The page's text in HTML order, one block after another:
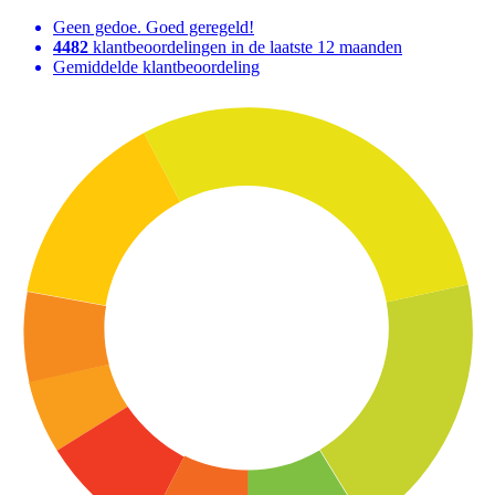
Geen gedoe. Goed geregeld!
4482 klantbeoordelingen in de laatste 12 maanden
Gemiddelde klantbeoordeling